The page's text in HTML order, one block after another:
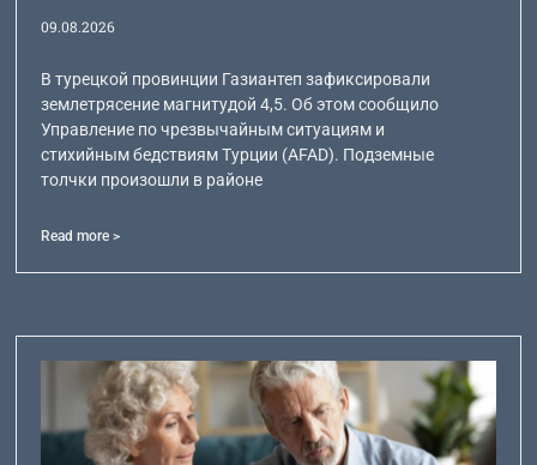
09.08.2026
В турецкой провинции Газиантеп зафиксировали
землетрясение магнитудой 4,5. Об этом сообщило
Управление по чрезвычайным ситуациям и
стихийным бедствиям Турции (AFAD). Подземные
толчки произошли в районе
Read more >